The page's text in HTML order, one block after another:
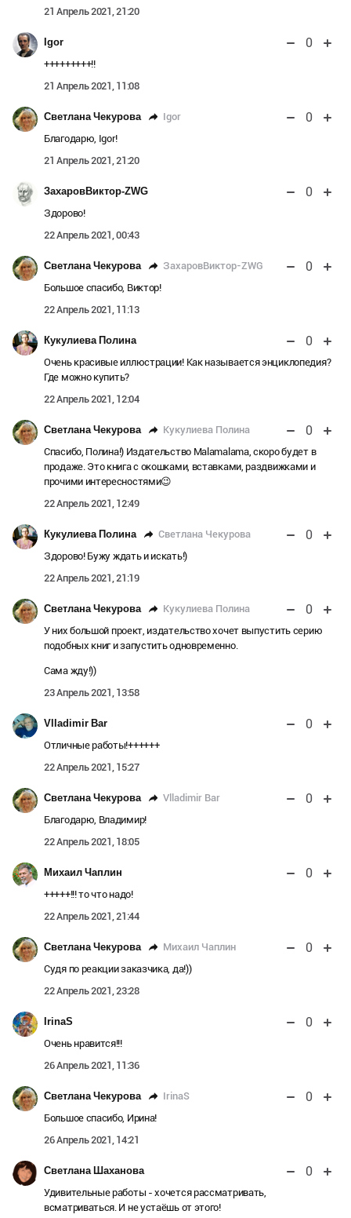
21 Апрель 2021, 21:20
Igor 0
+++++++++!!
21 Апрель 2021, 11:08
Светлана Чекурова Igor 0
Благодарю, Igor!
21 Апрель 2021, 21:20
ЗахаровВиктор-ZWG 0
Здорово!
22 Апрель 2021, 00:43
Светлана Чекурова ЗахаровВиктор-ZWG 0
Большое спасибо, Виктор!
22 Апрель 2021, 11:13
Кукулиева Полина 0
Очень красивые иллюстрации! Как называется энциклопедия?
Где можно купить?
22 Апрель 2021, 12:04
Светлана Чекурова Кукулиева Полина 0
Спасибо, Полина!) Издательство Malamalama, скоро будет в
продаже. Это книга с окошками, вставками, раздвижками и
прочими интересностями😉
22 Апрель 2021, 12:49
Кукулиева Полина Светлана Чекурова 0
Здорово! Бужу ждать и искать!)
22 Апрель 2021, 21:19
Светлана Чекурова Кукулиева Полина 0
У них большой проект, издательство хочет выпустить серию
подобных книг и запустить одновременно.
Сама жду!))
23 Апрель 2021, 13:58
Vlladimir Bar 0
Отличные работы!++++++
22 Апрель 2021, 15:27
Светлана Чекурова Vlladimir Bar 0
Благодарю, Владимир!
22 Апрель 2021, 18:05
Михаил Чаплин 0
+++++!!! то что надо!
22 Апрель 2021, 21:44
Светлана Чекурова Михаил Чаплин 0
Судя по реакции заказчика, да!))
22 Апрель 2021, 23:28
IrinaS 0
Очень нравится!!!
26 Апрель 2021, 11:36
Светлана Чекурова IrinaS 0
Большое спасибо, Ирина!
26 Апрель 2021, 14:21
Светлана Шаханова 0
Удивительные работы - хочется рассматривать,
всматриваться. И не устаёшь от этого!